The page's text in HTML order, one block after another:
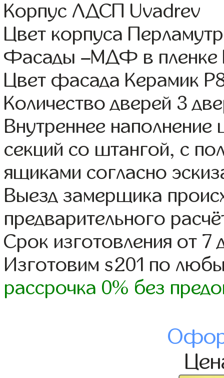
Корпус ЛДСП Uvadrev
Цвет корпуса Перламутр
Фасады –МДФ в пленке
Цвет фасада Керамик
Количество дверей 3
Внутреннее
секций со штангой, с
ящиками согласно
Выезд замерщика
предварительного
Срок изготовления от 7
Изготовим s201 по
рассрочка 0% без